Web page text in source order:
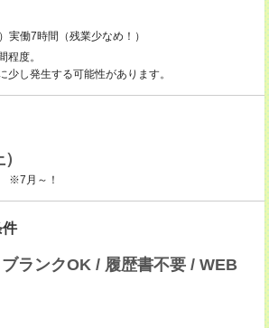
実働7時間（残業少なめ！）
程度。
し発生する可能性があります。
※7月～！
件
ランクOK / 履歴書不要 / WEB